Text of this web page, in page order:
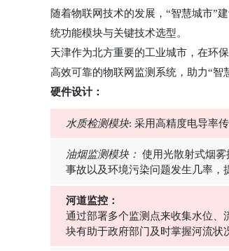
随着物联网技术的发展，“智慧城市”
统功能模块与关键技术选型。
天津作为北方重要的工业城市，在环
高效可靠的物联网监测系统，助力“智
硬件设计：
水质检测模块: 采用高精度电导率
油烟监测模块： 使用光散射式烟
事故以及环境污染问题发生几率，
河道监控：
通过部署多个监测点来收集水位、
块有助于政府部门及时掌握河流状